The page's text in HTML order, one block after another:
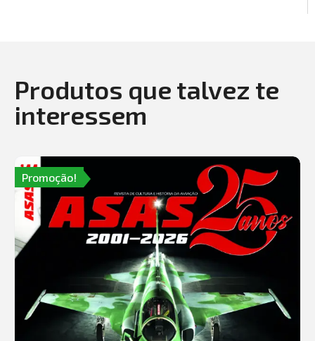
Produtos que talvez te
interessem
Promoção!